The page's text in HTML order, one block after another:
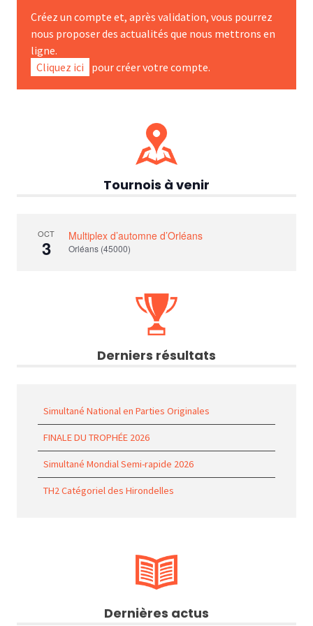
Créez un compte et, après validation, vous pourrez
nous proposer des actualités que nous mettrons en
ligne.
Cliquez ici
pour créer votre compte.
Tournois à venir
OCT
3
Multiplex d’automne d’Orléans
Orléans (45000)
Derniers résultats
Simultané National en Parties Originales
FINALE DU TROPHÉE 2026
Simultané Mondial Semi-rapide 2026
TH2 Catégoriel des Hirondelles
Dernières actus